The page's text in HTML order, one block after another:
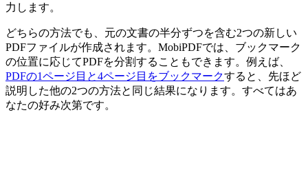
力します。
どちらの方法でも、元の文書の半分ずつを含む2つの新しい
PDFファイルが作成されます。MobiPDFでは、ブックマーク
の位置に応じてPDFを分割することもできます。例えば、
PDFの1ページ目と4ページ目をブックマークすると、先ほど
説明した他の2つの方法と同じ結果になります。すべてはあ
なたの好み次第です。